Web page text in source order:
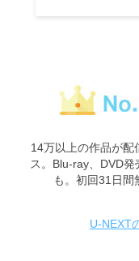
14万以上の作品が配
ス。Blu-ray、DVD発
も。初回31日間
U-NEXT